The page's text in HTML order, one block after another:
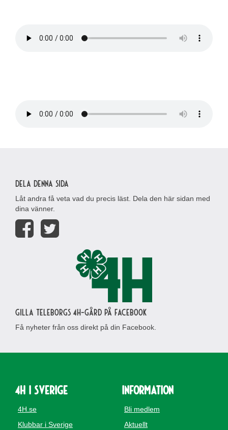
Dela denna sida
Låt andra få veta vad du precis läst. Dela den här sidan med
dina vänner.
Gilla Teleborgs 4H-gård på Facebook
Få nyheter från oss direkt på din Facebook.
4H i Sverige
4H.se
Klubbar i Sverige
Information
Bli medlem
Aktuellt